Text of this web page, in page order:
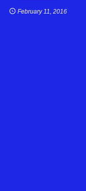
February 11 ,2016